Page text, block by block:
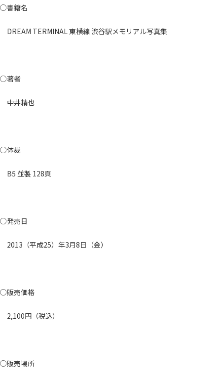
○書籍名
DREAM TERMINAL 東横線 渋谷駅メモリアル写真集
○著者
中井精也
○体裁
B5 並製 128頁
○発売日
2013（平成25）年3月8日（金）
○販売価格
2,100円（税込）
○販売場所